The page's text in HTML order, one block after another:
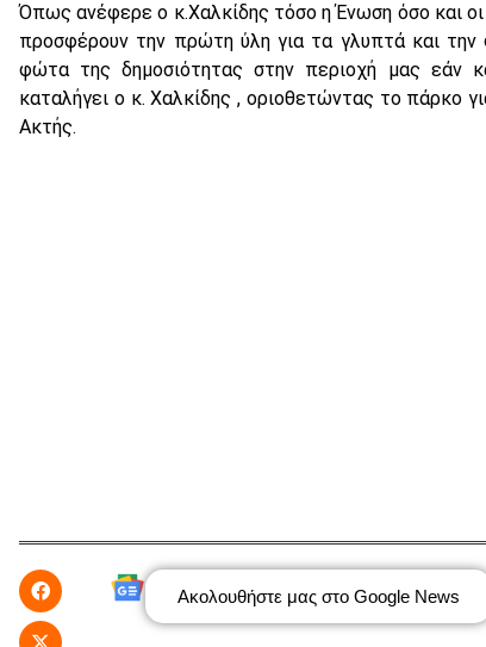
Όπως ανέφερε ο κ.Χαλκίδης τόσο η Ένωση όσο και
προσφέρουν την πρώτη ύλη για τα γλυπτά και την
φώτα της δημοσιότητας στην περιοχή μας εάν
καταλήγει ο κ. Χαλκίδης , οριοθετώντας το πάρκο
Ακτής.
Ακολουθήστε μας στο Google News